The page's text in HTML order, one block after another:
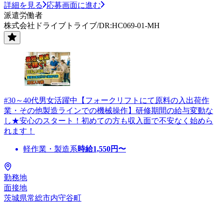
詳細を見る
応募画面に進む
派遣労働者
株式会社ドライブトライブ/DR:HC069-01-MH
#30～40代男女活躍中【フォークリフトにて原料の入出荷作
業・その他製造ラインでの機械操作】研修期間の給与変動な
し★安心のスタート！初めての方も収入面で不安なく始めら
れます！
軽作業・製造系時給1,550円〜
勤務地
面接地
茨城県常総市内守谷町